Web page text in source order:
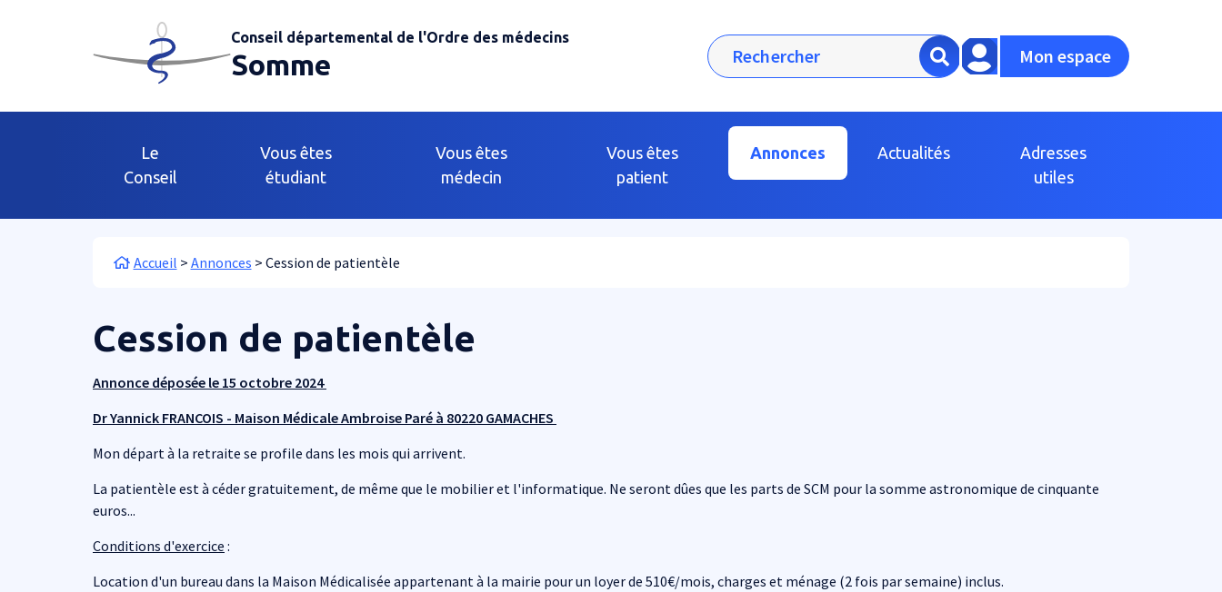
Conseil départemental de l'Ordre des médecins
Somme
Rechercher Mon espace
Le
Conseil
Vous êtes
étudiant
Vous êtes
médecin
Vous êtes
patient
Annonces Actualités
Adresses
utiles
Fil d'Ariane
Accueil Annonces Cession de patientèle
Cession de patientèle
Annonce déposée le 15 octobre 2024
Dr Yannick FRANCOIS - Maison Médicale Ambroise Paré à 80220 GAMACHES
Mon départ à la retraite se profile dans les mois qui arrivent.
La patientèle est à céder gratuitement, de même que le mobilier et l'informatique. Ne seront dûes que les parts de SCM pour la somme astronomique de cinquante
euros...
Conditions d'exercice :
Location d'un bureau dans la Maison Médicalisée appartenant à la mairie pour un loyer de 510€/mois, charges et ménage (2 fois par semaine) inclus.